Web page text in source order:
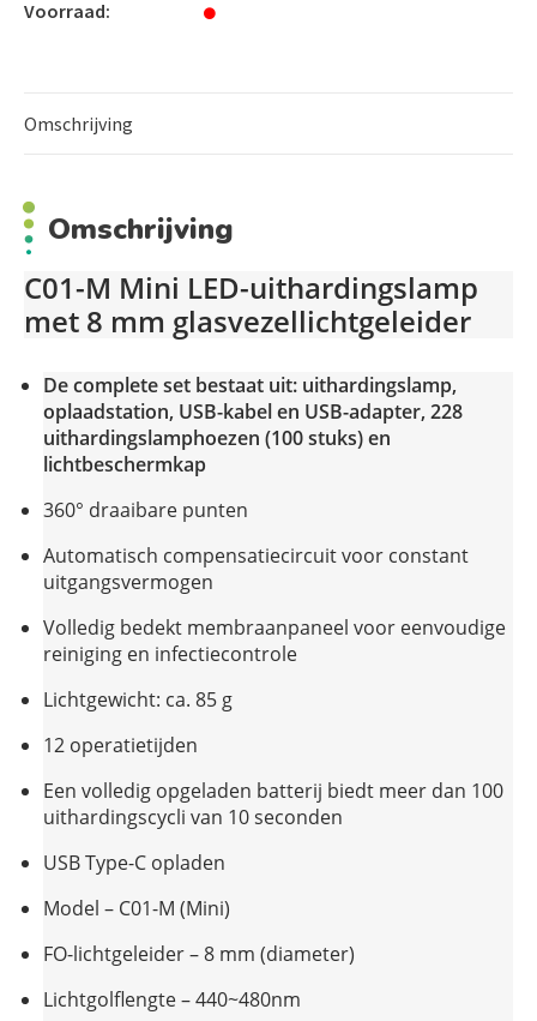
FO-lichtgeleider – 8 mm (diameter)
Toepassing – Algemeen
Modi:
Volledig – 1.200 mW/cm2gedurende5, 10, 15, 20
Zachte uitharding – 1evijfseconden van 0 – 900
mW/cm2 ,volgende 5, 10, 15, 20, 25 seconden 900
mW/cm2±10
24 maanden garantie
10 kleuren beschikbaar
Compatibel met onze LF228-uithardingslichthulzen
Beschikbare reserveonderdelen:
C01-M 8mm glasvezel lichtgeleider
C01-M/C02-M vervangende batterij
Voorraad:
Omschrijving
Omschrijving
C01-M Mini LED-uithardingslamp
met 8 mm glasvezellichtgeleider
De complete set bestaat uit: uithardingslamp,
oplaadstation, USB-kabel en USB-adapter, 228
uithardingslamphoezen (100 stuks) en
lichtbeschermkap
360° draaibare punten
Automatisch compensatiecircuit voor constant
uitgangsvermogen
Volledig bedekt membraanpaneel voor eenvoudige
reiniging en infectiecontrole
Lichtgewicht: ca. 85 g
12 operatietijden
Een volledig opgeladen batterij biedt meer dan 100
uithardingscycli van 10 seconden
USB Type-C opladen
Model – C01-M (Mini)
FO-lichtgeleider – 8 mm (diameter)
Lichtgolflengte – 440~480nm